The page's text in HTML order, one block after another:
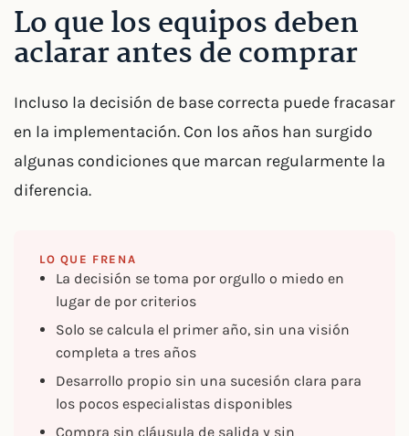
Lo que los equipos deben
aclarar antes de comprar
Incluso la decisión de base correcta puede fracasar
en la implementación. Con los años han surgido
algunas condiciones que marcan regularmente la
diferencia.
LO QUE FRENA
La decisión se toma por orgullo o miedo en
lugar de por criterios
Solo se calcula el primer año, sin una visión
completa a tres años
Desarrollo propio sin una sucesión clara para
los pocos especialistas disponibles
Compra sin cláusula de salida y sin